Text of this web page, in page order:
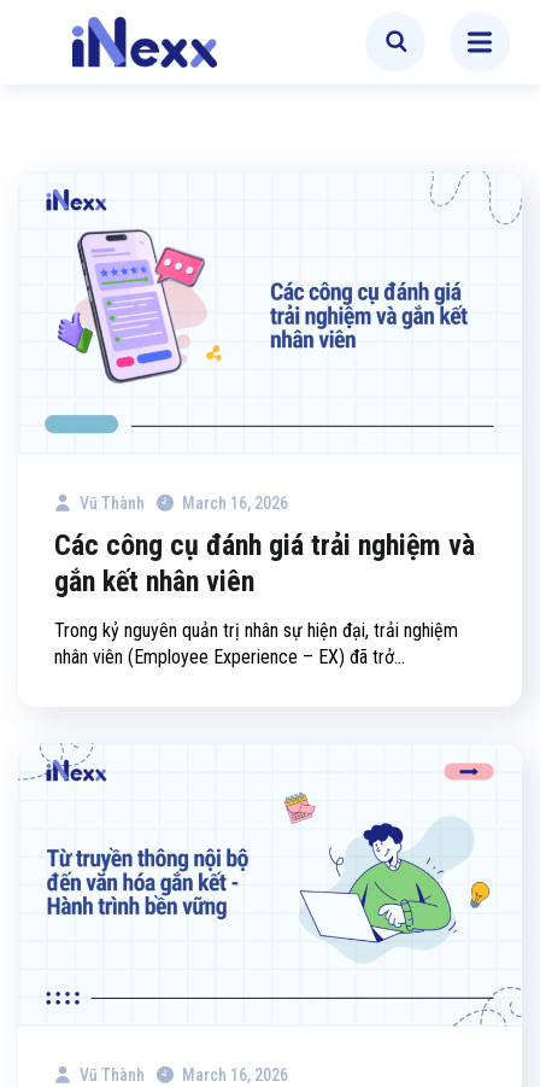
Vũ Thành March 16, 2026
Các công cụ đánh giá trải nghiệm và
gắn kết nhân viên
Trong kỷ nguyên quản trị nhân sự hiện đại, trải nghiệm
nhân viên (Employee Experience – EX) đã trở...
Vũ Thành March 16, 2026